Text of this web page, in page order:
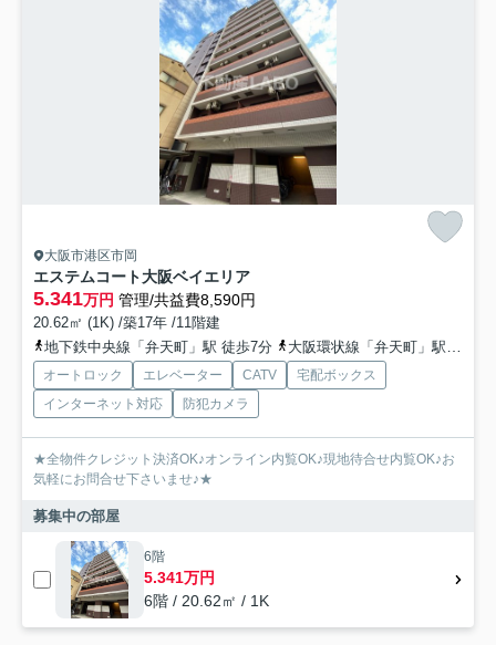
大阪市港区市岡
エステムコート大阪ベイエリア
5.341万円 管理/共益費8,590円
20.62㎡ (1K) /築17年 /11階建
地下鉄中央線「弁天町」駅 徒歩7分
大阪環状線「弁天町」駅 徒歩8分
オートロック エレベーター CATV
宅配ボックス
インターネット対応
防犯カメラ
★全物件クレジット決済OK♪オンライン内覧OK♪現地待合せ内覧OK♪お
気軽にお問合せ下さいませ♪★
募集中の部屋
6階
5.341万円
6階 / 20.62㎡ / 1K